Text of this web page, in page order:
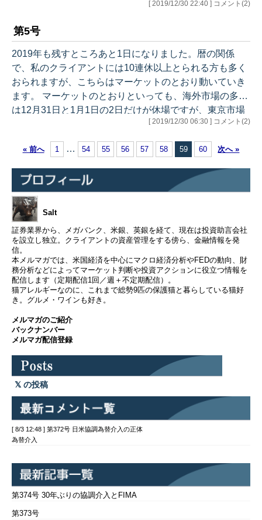
枚食べておりました
ね。 天盛り、熱燗、
胡麻豆腐・・・、ぐ
っちーさんは殆ど召
し上がらないのです
が、沢山のお料理を
注文しては食べさせ
ここではさすがのぐ
グラスをおいて、お
猪口で熱燗です。…
[ 2019/12/30 22:40 ] コメント(2)
第5号
2019年も残すところあと1日になりました。暦の関係
で、私のクライアントには10連休以上とられる方も多く
おられますが、こちらはマーケットのとおり動いていき
ます。 マーケットのとおりといっても、海外市場の多く
は12月31日と1月1日の2日だけが休場ですが、東京市場
係者は、日本の休みの長さに若干呆れ気味だったのを思
い出します（苦笑）。 働き方改革など話題になっていま
すが、どちらかというと「休み方改革」では・・と思わ
なくもありません。こんなに休んでいて、有事でもあっ
たらマーケットは大丈夫な…
[ 2019/12/30 06:30 ] コメント(2)
« 前へ 1 … 54 55 56 57 58 59 60 次へ »
Salt
証券業界から、メガバンク、米銀、英銀を経て、現在は投資助言会社
を設立し独立。クライアントの資産管理をする傍ら、金融情報を発
信。
本メルマガでは、米国経済を中心にマクロ経済分析やFEDの動向、財
務分析などによってマーケット判断や投資アクションに役立つ情報を
配信します（定期配信1回／週＋不定期配信）。
猫アレルギーなのに、これまで総勢9匹の保護猫と暮らしている猫好
き。グルメ・ワインも好き。
メルマガのご紹介
バックナンバー
メルマガ配信登録
の投稿
[ 8/3 12:48 ] 第372号 日米協調為替介入の正体
為替介入
第374号 30年ぶりの協調介入とFIMA
第373号